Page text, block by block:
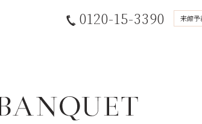
0120-15-3390 来館予